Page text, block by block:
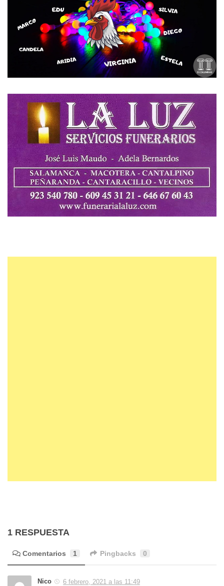
1 RESPUESTA
Comentarios 1 Pingbacks 0
Nico
6 febrero, 2021 a las 11:49